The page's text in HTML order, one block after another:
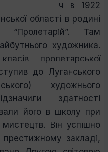
ч в 1922
області в родині
“Пролетарій”. Там
художника.
пролетарської
до Луганського
художнього
здатності
його в школу при
мистецтв. Він успішно
закладі,